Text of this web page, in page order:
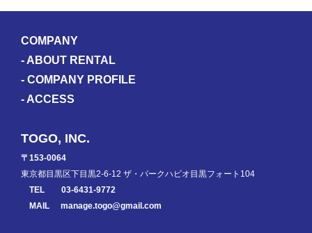
COMPANY
- ABOUT RENTAL
- COMPANY PROFILE
- ACCESS
TOGO, INC.
〒153-0064
東京都目黒区下目黒2-6-12 ザ・パークハビオ目黒フォート104
TEL 03-6431-9772
MAIL
manage.togo@gmail.com